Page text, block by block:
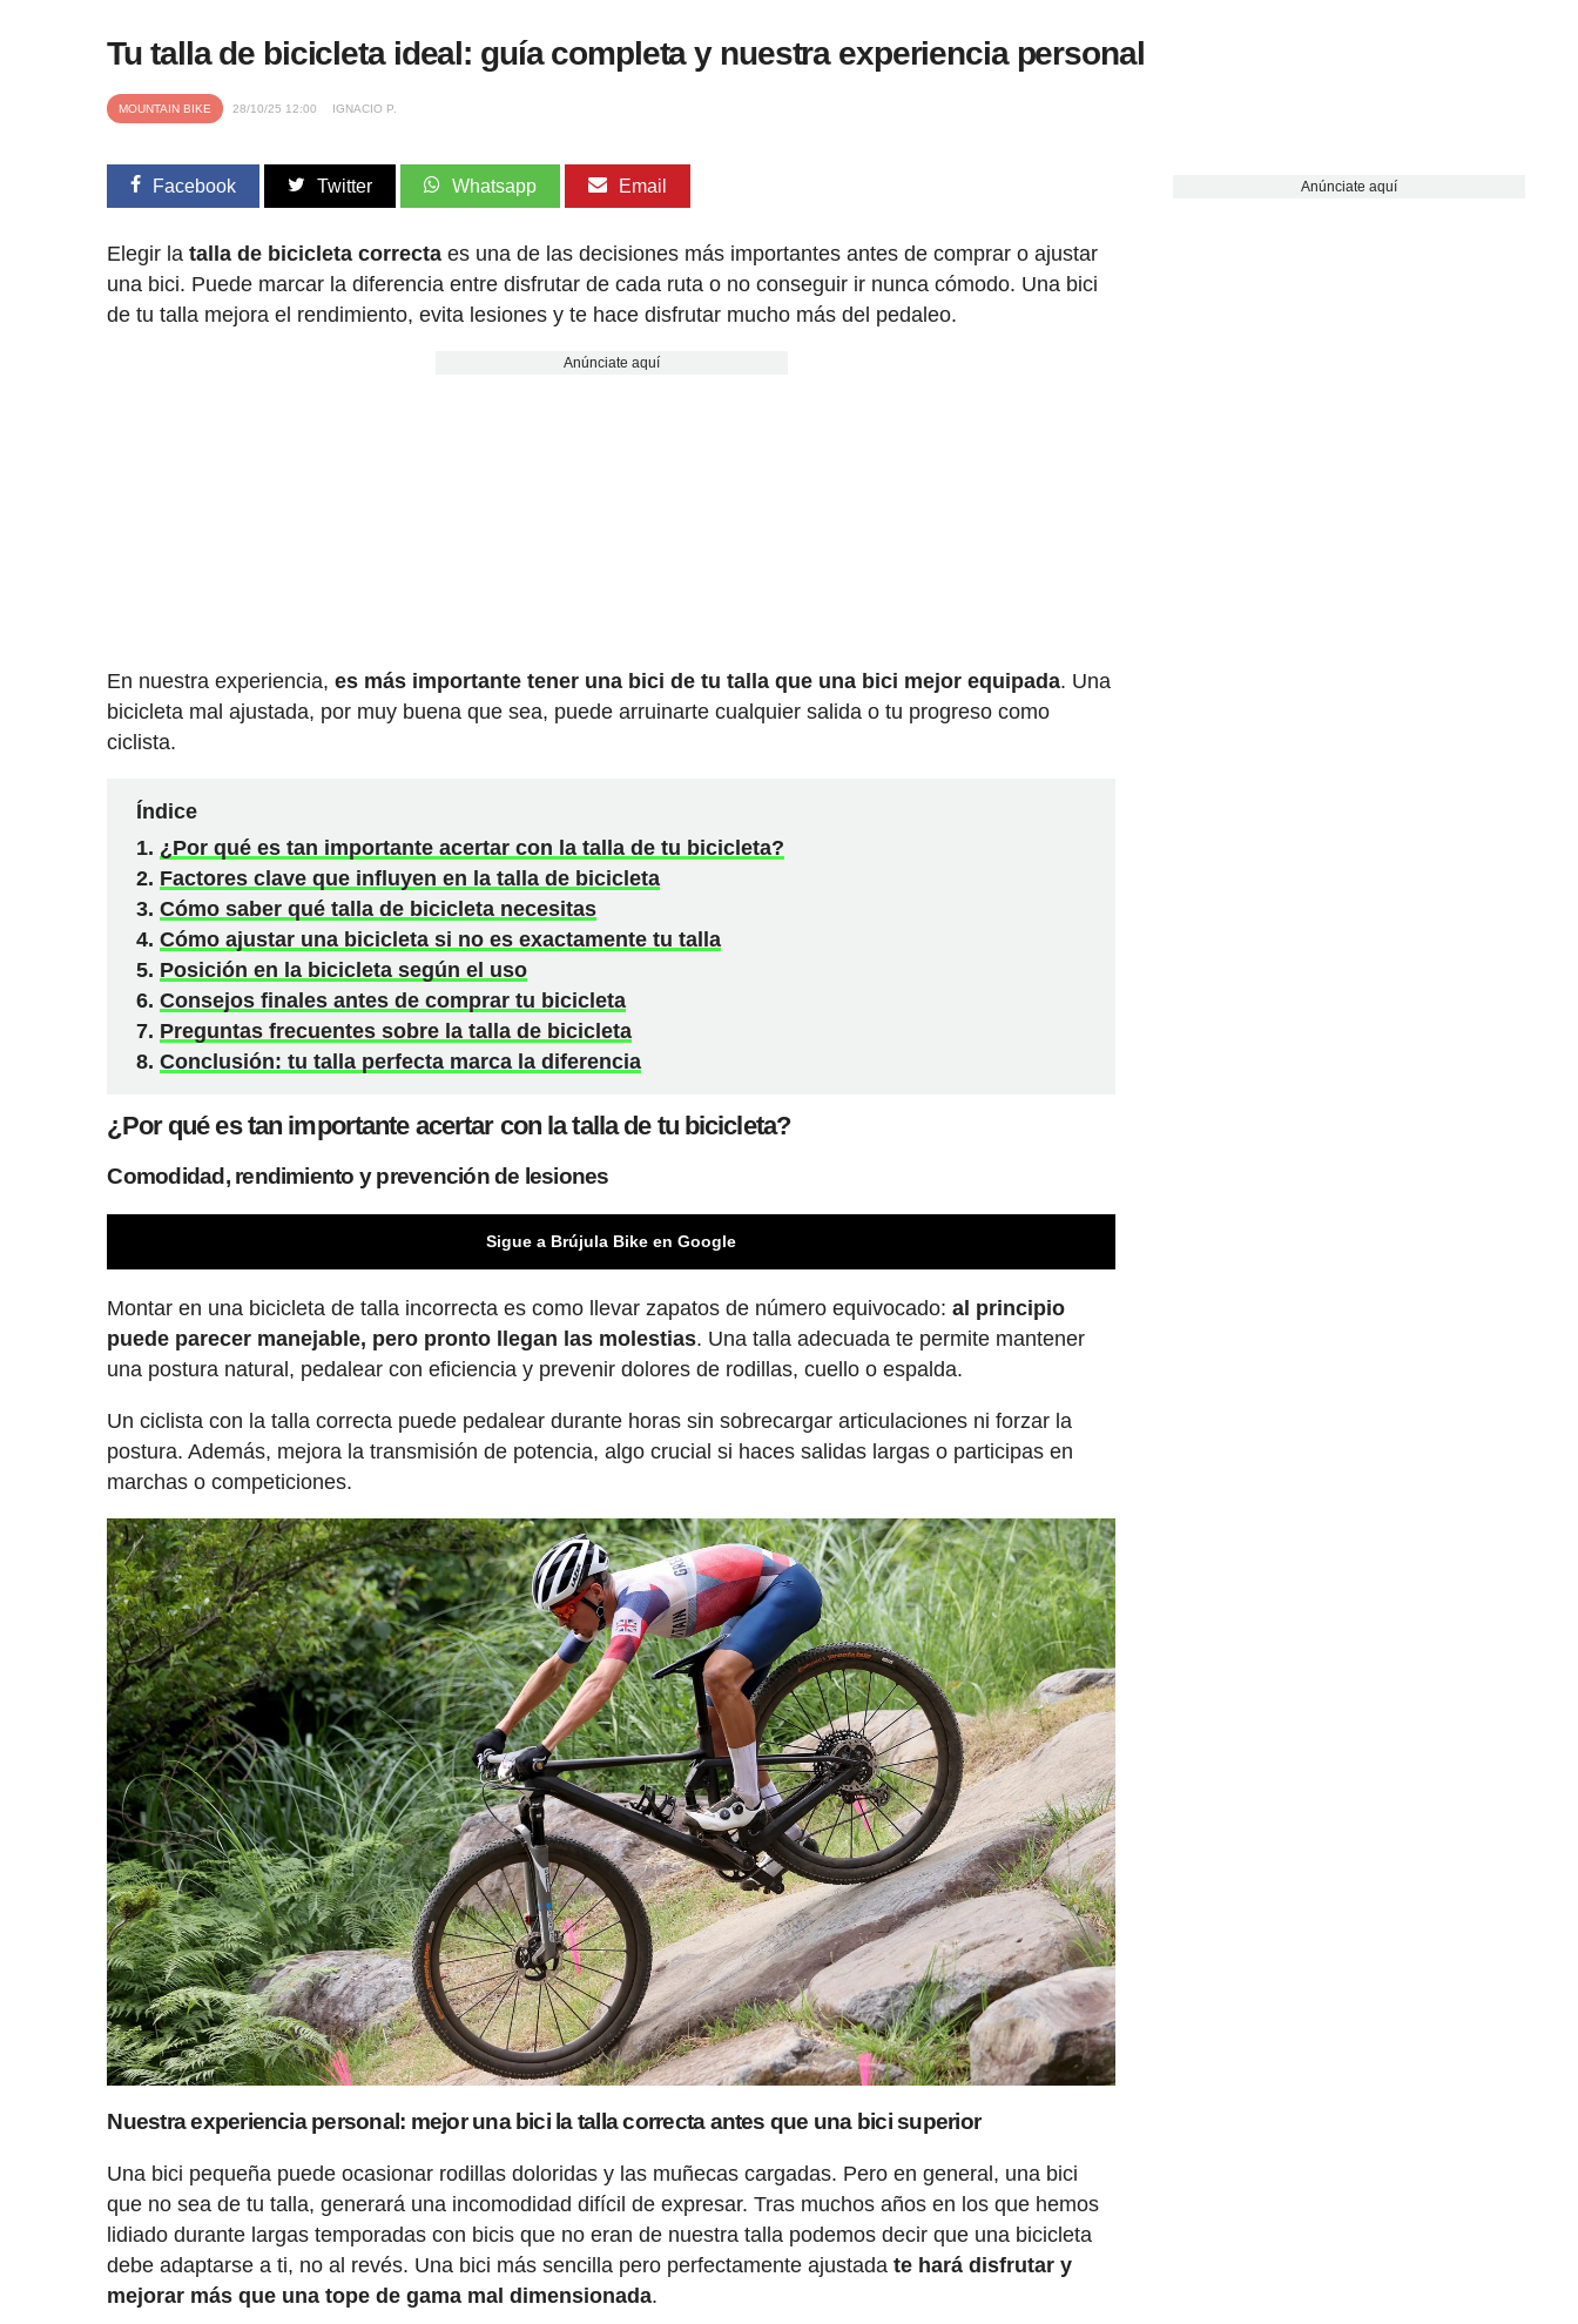
Tu talla de bicicleta ideal: guía completa y nuestra experiencia personal
MOUNTAIN BIKE 28/10/25 12:00 IGNACIO P.
Facebook Twitter Whatsapp Email
Elegir latalla de bicicleta correcta es una de las decisiones más importantes antes de comprar o ajustar
una bici. Puede marcar la diferencia entre disfrutar de cada ruta o no conseguir ir nunca cómodo. Una bici
de tu talla mejora el rendimiento, evita lesiones y te hace disfrutar mucho más del pedaleo.
Anúnciate aquí
En nuestra experiencia,es más importante tener una bici de tu talla que una bici mejor equipada. Una
bicicleta mal ajustada, por muy buena que sea, puede arruinarte cualquier salida o tu progreso como
ciclista.
Índice
¿Por qué es tan importante acertar con la talla de tu bicicleta?
Factores clave que influyen en la talla de bicicleta
Cómo saber qué talla de bicicleta necesitas
Cómo ajustar una bicicleta si no es exactamente tu talla
Posición en la bicicleta según el uso
Consejos finales antes de comprar tu bicicleta
Preguntas frecuentes sobre la talla de bicicleta
Conclusión: tu talla perfecta marca la diferencia
¿Por qué es tan importante acertar con la talla de tu bicicleta?
Comodidad, rendimiento y prevención de lesiones
Sigue a Brújula Bike en Google
Montar en una bicicleta de talla incorrecta es como llevar zapatos de número equivocado:al principio
puede parecer manejable, pero pronto llegan las molestias. Una talla adecuada te permite mantener
una postura natural, pedalear con eficiencia y prevenir dolores de rodillas, cuello o espalda.
Un ciclista con la talla correcta puede pedalear durante horas sin sobrecargar articulaciones ni forzar la
postura. Además, mejora la transmisión de potencia, algo crucial si haces salidas largas o participas en
marchas o competiciones.
Nuestra experiencia personal: mejor una bici la talla correcta antes que una bici superior
Una bici pequeña puede ocasionar rodillas doloridas y las muñecas cargadas. Pero en general, una bici
que no sea de tu talla, generará una incomodidad difícil de expresar. Tras muchos años en los que hemos
lidiado durante largas temporadas con bicis que no eran de nuestra talla podemos decir que una bicicleta
debe adaptarse a ti, no al revés. Una bici más sencilla pero perfectamente ajustadate hará disfrutar y
mejorar más que una tope de gama mal dimensionada.
Anúnciate aquí